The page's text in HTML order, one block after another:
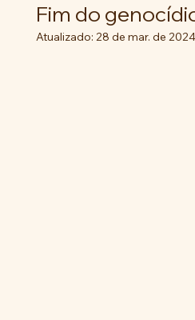
Fim do
Atualizado: 28 de mar. de 2024